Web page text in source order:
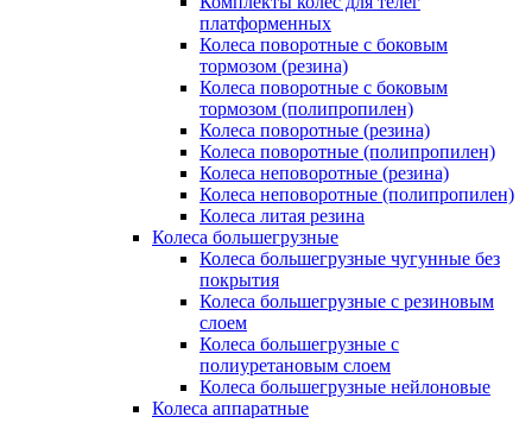
платформенных
Колеса поворотные c боковым
тормозом (резина)
Колеса поворотные c боковым
тормозом (полипропилен)
Колеса поворотные (резина)
Колеса поворотные (полипропилен)
Колеса неповоротные (резина)
Колеса неповоротные (полипропилен)
Колеса литая резина
Колеса большегрузные
Колеса большегрузные чугунные без
покрытия
Колеса большегрузные с резиновым
слоем
Колеса большегрузные с
полиуретановым слоем
Колеса большегрузные нейлоновые
Колеса аппаратные